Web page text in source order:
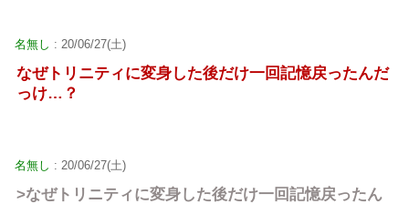
名無し : 20/06/27(土)
なぜトリニティに変身した後だけ一回記憶戻ったんだ
っけ…？
名無し : 20/06/27(土)
>なぜトリニティに変身した後だけ一回記憶戻ったん